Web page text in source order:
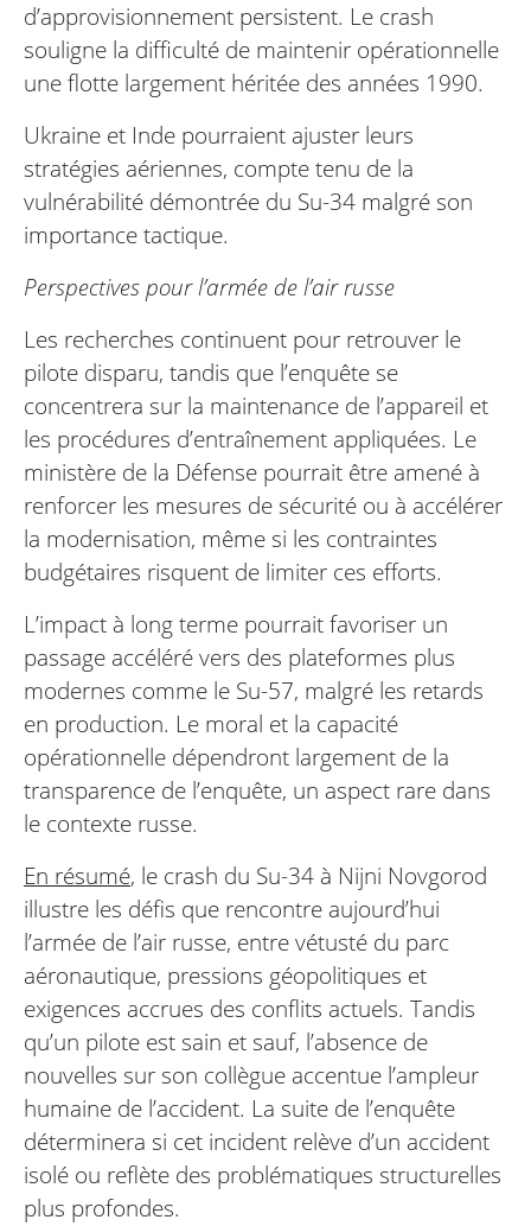
d’approvisionnement persistent. Le crash
souligne la difficulté de maintenir opérationnelle
une flotte largement héritée des années 1990.
Ukraine et Inde pourraient ajuster leurs
stratégies aériennes, compte tenu de la
vulnérabilité démontrée du Su-34 malgré son
importance tactique.
Perspectives pour l’armée de l’air russe
Les recherches continuent pour retrouver le
pilote disparu, tandis que l’enquête se
concentrera sur la maintenance de l’appareil et
les procédures d’entraînement appliquées. Le
ministère de la Défense pourrait être amené à
renforcer les mesures de sécurité ou à accélérer
la modernisation, même si les contraintes
budgétaires risquent de limiter ces efforts.
L’impact à long terme pourrait favoriser un
passage accéléré vers des plateformes plus
modernes comme le Su-57, malgré les retards
en production. Le moral et la capacité
opérationnelle dépendront largement de la
transparence de l’enquête, un aspect rare dans
le contexte russe.
En résumé, le crash du Su-34 à Nijni Novgorod
illustre les défis que rencontre aujourd’hui
l’armée de l’air russe, entre vétusté du parc
aéronautique, pressions géopolitiques et
exigences accrues des conflits actuels. Tandis
qu’un pilote est sain et sauf, l’absence de
nouvelles sur son collègue accentue l’ampleur
humaine de l’accident. La suite de l’enquête
déterminera si cet incident relève d’un accident
isolé ou reflète des problématiques structurelles
plus profondes.